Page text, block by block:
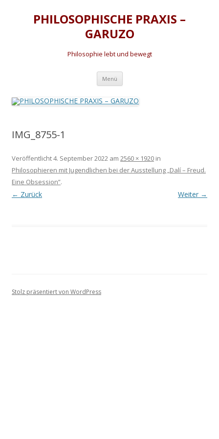
PHILOSOPHISCHE PRAXIS –
GARUZO
Philosophie lebt und bewegt
Menü Zum
springen
IMG_8755-1
Veröffentlicht4. September 2022 am 2560 × 1920 in
Philosophieren mit Jugendlichen bei der Ausstellung „Dalí – Freud.
Eine Obsession”.
← Zurück Weiter →
Stolz präsentiert von WordPress